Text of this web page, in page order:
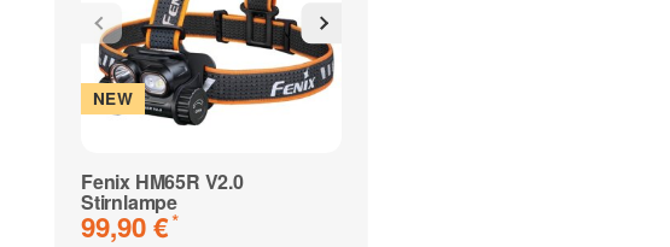
NEW
Fenix HM65R V2.0
Stirnlampe
99,90 €*